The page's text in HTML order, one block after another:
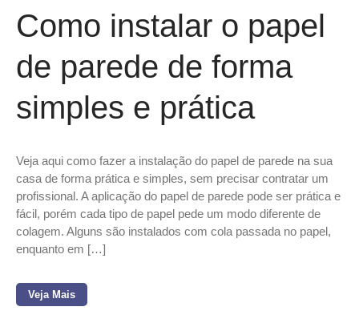
Como instalar o papel
de parede de forma
simples e prática
Veja aqui como fazer a instalação do papel de parede na sua
casa de forma prática e simples, sem precisar contratar um
profissional. A aplicação do papel de parede pode ser prática e
fácil, porém cada tipo de papel pede um modo diferente de
colagem. Alguns são instalados com cola passada no papel,
enquanto em […]
Veja Mais